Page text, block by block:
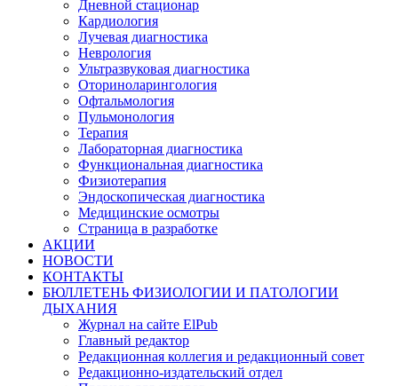
Дневной стационар
Кардиология
Лучевая диагностика
Неврология
Ультразвуковая диагностика
Оториноларингология
Офтальмология
Пульмонология
Терапия
Лабораторная диагностика
Функциональная диагностика
Физиотерапия
Эндоскопическая диагностика
Медицинские осмотры
Страница в разработке
АКЦИИ
НОВОСТИ
КОНТАКТЫ
БЮЛЛЕТЕНЬ ФИЗИОЛОГИИ И ПАТОЛОГИИ
ДЫХАНИЯ
Журнал на сайте ElPub
Главный редактор
Редакционная коллегия и редакционный совет
Редакционно-издательский отдел